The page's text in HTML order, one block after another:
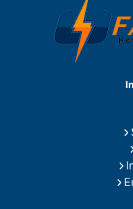
Eletricista
Eletricistas de
Empresa de
Empresa de
Empresa de
Fiação para
Instalação de
Instalação de Painel
Instalação de Placa
Instalação de
Instalação E
Instalação Elétrica